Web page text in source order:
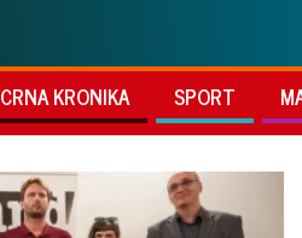
CRNA KRONIKA SPORT